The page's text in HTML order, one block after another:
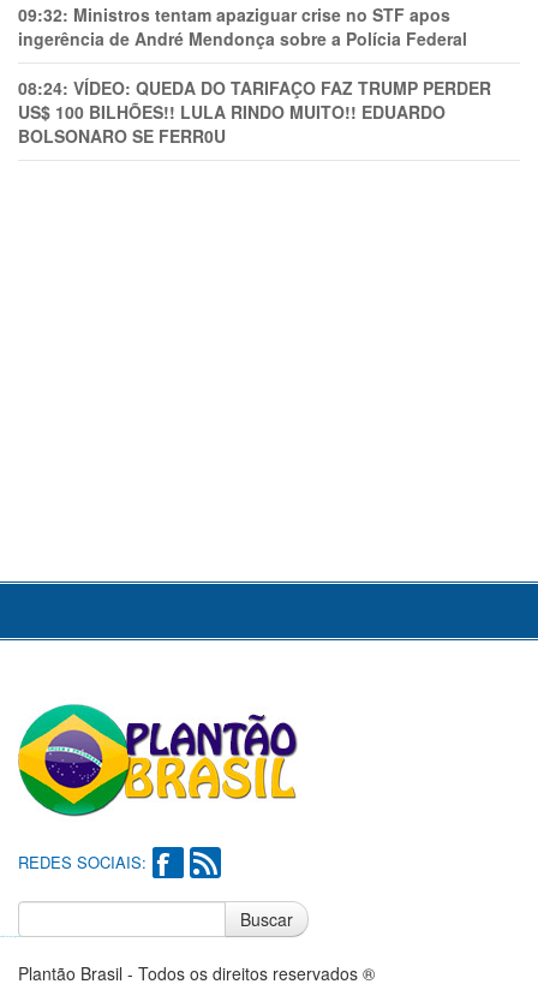
09:32: Ministros tentam apaziguar crise no STF apos
ingerência de André Mendonça sobre a Polícia Federal
08:24: VÍDEO: QUEDA DO TARIFAÇO FAZ TRUMP PERDER
US$ 100 BILHÕES!! LULA RINDO MUITO!! EDUARDO
BOLSONARO SE FERR0U
REDES SOCIAIS:
Buscar
Plantão Brasil - Todos os direitos reservados ®